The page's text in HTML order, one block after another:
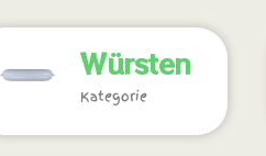
Würsten
Kategorie